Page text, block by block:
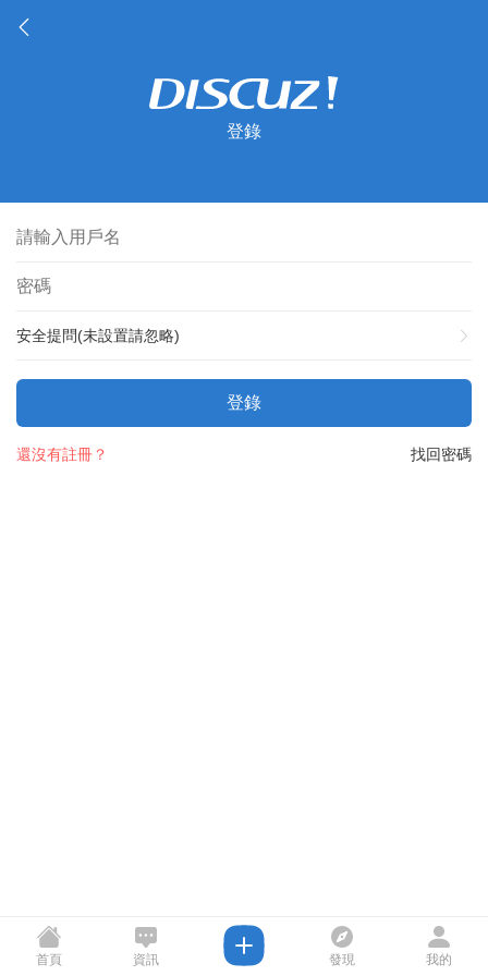
登錄
安全提問(未設置請忽略)
登錄
找回密碼
還沒有註冊？
首頁 資訊 發現 我的